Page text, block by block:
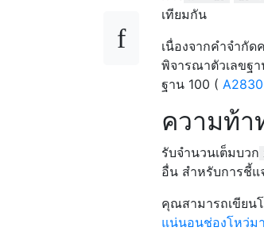
เทียมกัน
เนื่องจากคำจำกั
พิจารณาตัวเลขฐา
ฐาน 100 (
ความท้า
รับจำนวนเต็มบวก
อื่น สำหรับการชี้แ
คุณสามารถเขียน
แน่นอนช่องโหว่ม